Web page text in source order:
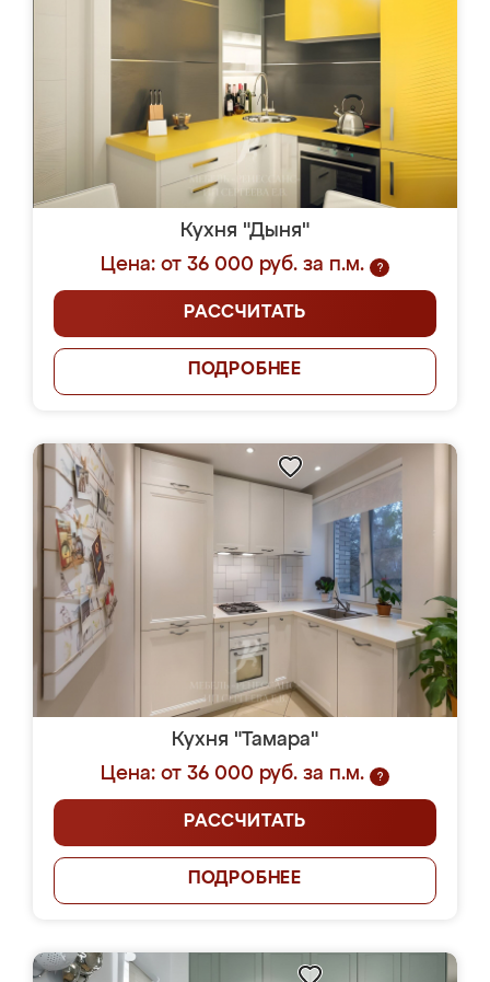
Кухня "Дыня"
Цена: от 36 000 руб. за п.м.
?
РАССЧИТАТЬ
ПОДРОБНЕЕ
Кухня "Тамара"
Цена: от 36 000 руб. за п.м.
?
РАССЧИТАТЬ
ПОДРОБНЕЕ